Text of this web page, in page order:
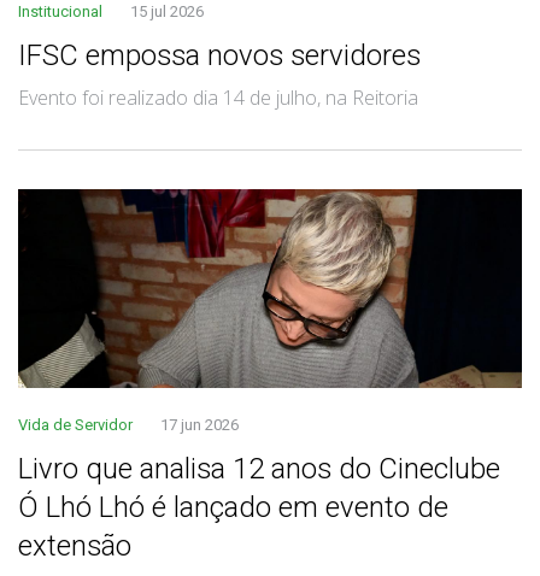
Institucional 15 jul 2026
IFSC empossa novos servidores
Evento foi realizado dia 14 de julho, na Reitoria
Vida de Servidor 17 jun 2026
Livro que analisa 12 anos do Cineclube
Ó Lhó Lhó é lançado em evento de
extensão